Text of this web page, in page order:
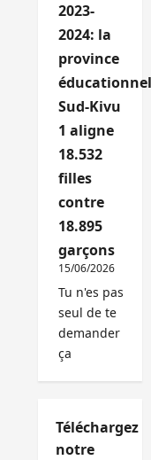
2023-
2024: la
province
Sud-Kivu
1 aligne
18.532
filles
contre
18.895
garçons
15/06/2026
Tu n'es pas
seul de te
demander
ça
Téléchargez
notre